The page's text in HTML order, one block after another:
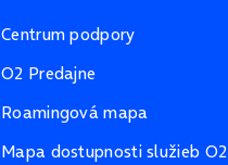
Centrum podpory
O2 Predajne
Roamingová mapa
Mapa dostupnosti služieb O2